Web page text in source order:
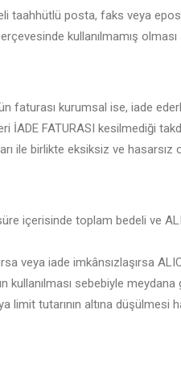
taahhütlü posta, faks veya
kullanılmamış olması
faturası kurumsal ise, iade
İADE FATURASI kesilmediği
ile birlikte eksiksiz ve
içerisinde toplam bedeli ve
veya iade imkânsızlaşırsa
sebebiyle
limit tutarının altına